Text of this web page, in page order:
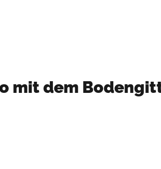
mit dem